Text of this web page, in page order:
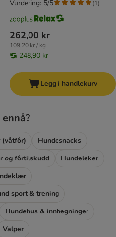
262,00 kr
109,20 kr / kg
248,90 kr
Vurdering: 5/5 (1)
Legg i handlekurv
(våtfôr)
Hundesnacks
og fôrtilskudd
Hundeleker
sport & trening
Hundehus & innhegninger
Valper